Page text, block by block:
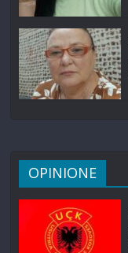
OPINIONE